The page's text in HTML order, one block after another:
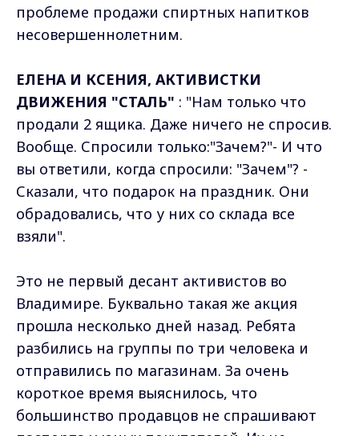
проблеме продажи спиртных напитков
несовершеннолетним.
ЕЛЕНА И КСЕНИЯ, АКТИВИСТКИ
ДВИЖЕНИЯ "СТАЛЬ" : "Нам только что
продали 2 ящика. Даже ничего не спросив.
Вообще. Спросили только:"Зачем?"- И что
вы ответили, когда спросили: "Зачем"? -
Сказали, что подарок на праздник. Они
обрадовались, что у них со склада все
взяли".
Это не первый десант активистов во
Владимире. Буквально такая же акция
прошла несколько дней назад. Ребята
разбились на группы по три человека и
отправились по магазинам. За очень
короткое время выяснилось, что
большинство продавцов не спрашивают